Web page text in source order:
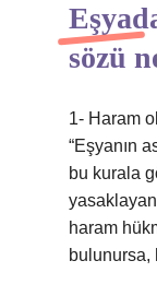
sözü
1- Haram
“Eşyanın
bu kurala
haram
bulunursa,